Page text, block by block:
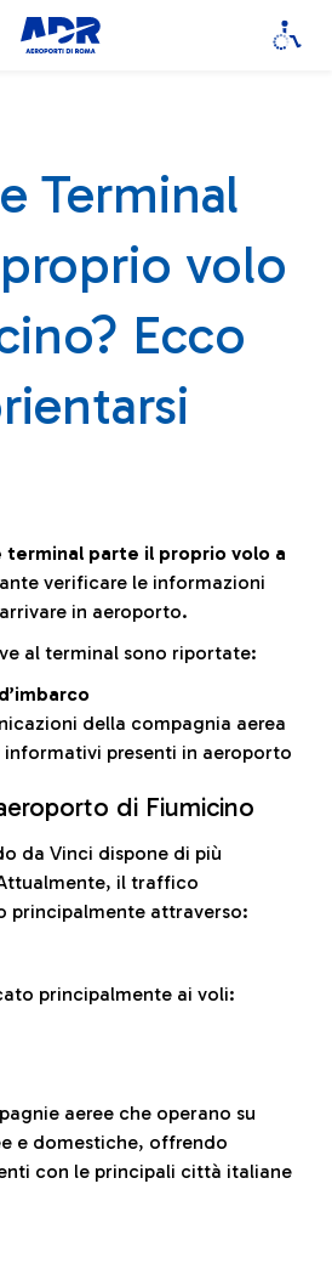
Terminal
volo
Ecco
terminal parte il proprio volo a
verificare le informazioni
in aeroporto.
al terminal sono riportate:
della compagnia aerea
presenti in aeroporto
di Fiumicino
da Vinci dispone di più
il traffico
principalmente attraverso:
principalmente ai voli:
aeree che operano su
e domestiche, offrendo
con le principali città italiane